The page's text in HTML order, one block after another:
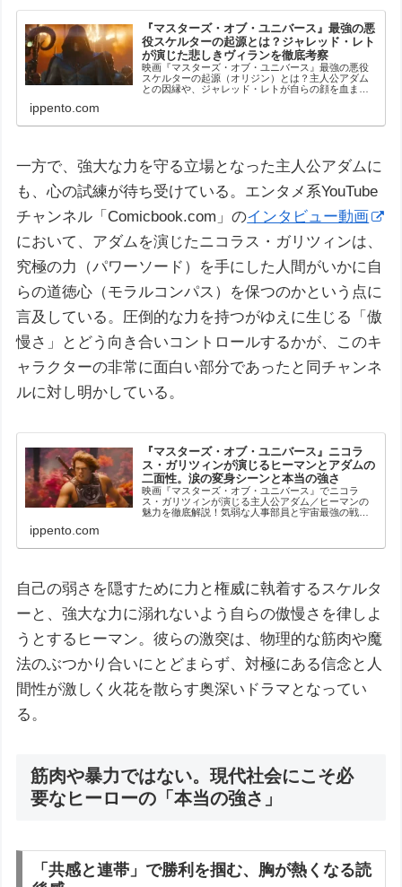
『マスターズ・オブ・ユニバース』最強の悪
役スケルターの起源とは？ジャレッド・レト
が演じた悲しきヴィランを徹底考察
映画『マスターズ・オブ・ユニバース』最強の悪役
スケルターの起源（オリジン）とは？主人公アダム
との因縁や、ジャレッド・レトが自らの顔を血まみ
ippento.com
一方で、強大な力を守る立場となった主人公アダムに
も、心の試練が待ち受けている。エンタメ系YouTube
チャンネル「Comicbook.com」のインタビュー動画
において、アダムを演じたニコラス・ガリツィンは、
究極の力（パワーソード）を手にした人間がいかに自
らの道徳心（モラルコンパス）を保つのかという点に
言及している。圧倒的な力を持つがゆえに生じる「傲
慢さ」とどう向き合いコントロールするかが、このキ
ャラクターの非常に面白い部分であったと同チャンネ
ルに対し明かしている。
『マスターズ・オブ・ユニバース』ニコラ
ス・ガリツィンが演じるヒーマンとアダムの
二面性。涙の変身シーンと本当の強さ
映画『マスターズ・オブ・ユニバース』でニコラ
ス・ガリツィンが演じる主人公アダム／ヒーマンの
魅力を徹底解説！気弱な人事部員と宇宙最強の戦士
ippento.com
自己の弱さを隠すために力と権威に執着するスケルタ
ーと、強大な力に溺れないよう自らの傲慢さを律しよ
うとするヒーマン。彼らの激突は、物理的な筋肉や魔
法のぶつかり合いにとどまらず、対極にある信念と人
間性が激しく火花を散らす奥深いドラマとなってい
る。
筋肉や暴力ではない。現代社会にこそ必
要なヒーローの「本当の強さ」
「共感と連帯」で勝利を掴む、胸が熱くなる読